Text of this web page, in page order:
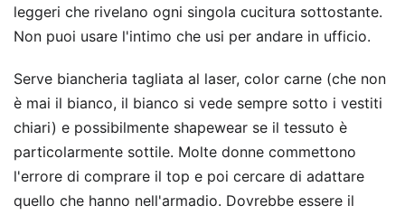
leggeri che rivelano ogni singola cucitura sottostante.
Non puoi usare l'intimo che usi per andare in ufficio.
Serve biancheria tagliata al laser, color carne (che non
è mai il bianco, il bianco si vede sempre sotto i vestiti
chiari) e possibilmente shapewear se il tessuto è
particolarmente sottile. Molte donne commettono
l'errore di comprare il top e poi cercare di adattare
quello che hanno nell'armadio. Dovrebbe essere il